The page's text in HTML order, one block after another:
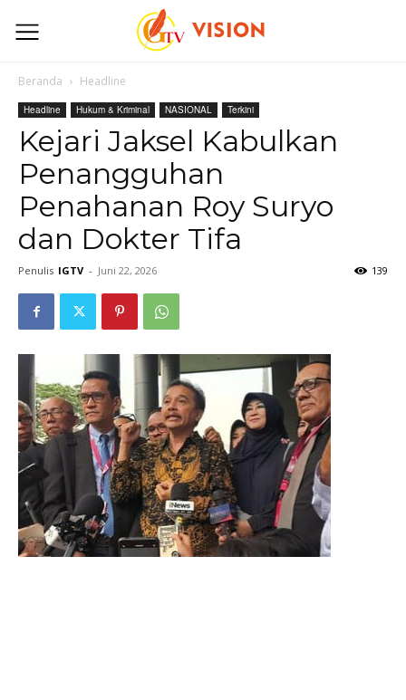
Beranda Headline
Headline Hukum & Kriminal NASIONAL Terkini
Kejari Jaksel Kabulkan
Penangguhan
Penahanan Roy Suryo
dan Dokter Tifa
Penulis IGTV - Juni 22, 2026 139